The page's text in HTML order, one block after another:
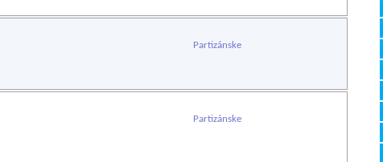
Partizánske
Partizánske